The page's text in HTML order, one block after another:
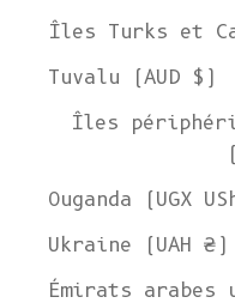
Îles Turks et
Tuvalu (AUD $)
Îles
Ouganda (UGX
Ukraine (UAH ₴)